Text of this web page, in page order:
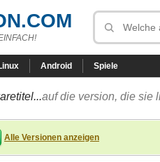
Android Spiele
auf die version, die sie
Alle Versionen anzeigen